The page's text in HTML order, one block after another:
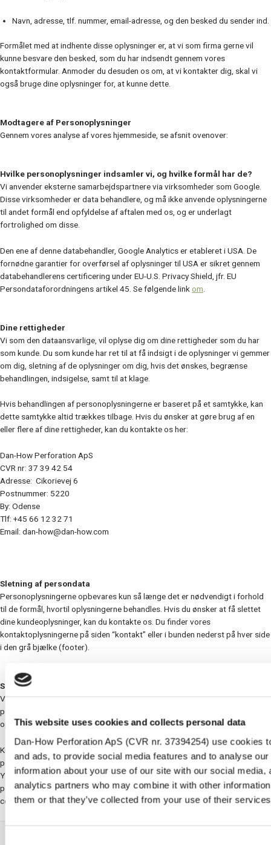
This website uses cookies and collects personal data
Dan-How Perforation ApS (CVR nr. 37394254) use cookies
and ads, to provide social media features and to analyse
information about your use of our site with our social media,
analytics partners who may combine it with other
them or that they’ve collected from your use of their
Navn, adresse, tlf. nummer, email-adresse, og den besked du sender ind.
Formålet med at indhente disse oplysninger er, at vi som firma gerne vil
kunne besvare den besked, som du har indsendt gennem vores
kontaktformular. Anmoder du desuden os om, at vi kontakter dig, skal vi
også bruge dine oplysninger for, at kunne dette.
Modtagere af Personoplysninger
Gennem vores analyse af vores hjemmeside, se afsnit ovenover:
Hvilke personoplysninger indsamler vi, og hvilke formål har de?
Vi anvender eksterne samarbejdspartnere via virksomheder som Google.
Disse virksomheder erdata behandlere, og må ikke anvende oplysningerne
til andet formål end opfyldelse afaftalen med os, og er underlagt
fortrolighed om disse.
Den ene af denne databehandler, Google Analytics er etableret i USA. De
fornødne garantier for overførsel af oplysninger til USA er sikret gennem
databehandlerens certificering under EU-U.S. Privacy Shield, jfr. EU
Persondataforordningens artikel 45. Se følgende link om
Dine rettigheder
Vi som den dataansvarlige, vil oplyse dig om dine rettigheder som du har
som kunde. Du som kunde har ret til at få indsigt i de oplysninger vi gemmer
om dig, sletning af de oplysninger om dig, hvis det ønskes, begrænse
behandlingen, indsigelse, samt til at klage.
Hvis behandlingen af personoplysningerne er baseret på et samtykke, kan
dette samtykke altid trækkes tilbage. Hvis du ønsker at gøre brug af en
eller flere af dine rettigheder, kan du kontakte os her:
Dan-How Perforation ApS
CVR nr: 37 39 42 54
Adresse: Cikorievej 6
Postnummer: 5220
By: Odense
Tlf: +45 66 12 32 71
Email: dan-how@dan-how.com
Sletning af persondata
Personoplysningerne opbevares kun så længe det er nødvendigt i forhold
til de formål, hvortil oplysningerne behandles. Hvis du ønsker at få slettet
dine kundeoplysninger, kan du kontakte os. Du finder vores
kontaktoplysningerne på siden “kontakt” eller i bunden nederst på hver side
i den grå bjælke (footer).
Sikkerhedsforanstaltninger
Vi har taget brug af flere sikkerhedsforanstaltninger for at sikre dine
persondataoplysninger. Disse sikkerhedsforanstaltninger skal sikre at dine
oplysninger ikke kommer til uvedkommendes kendskab eller misbruges.
Kun medarbejdere der har et oprigtigt behov for, at få adgang til dine
persondataoplysninger, for at udføre deres arbejde, har adgang til disse.
Ydermere er der foretaget flere tekniske tiltag for at sikre dine
personoplysninger. Vores hjemmeside er HTTPS, og dermed SSL
certificeret.